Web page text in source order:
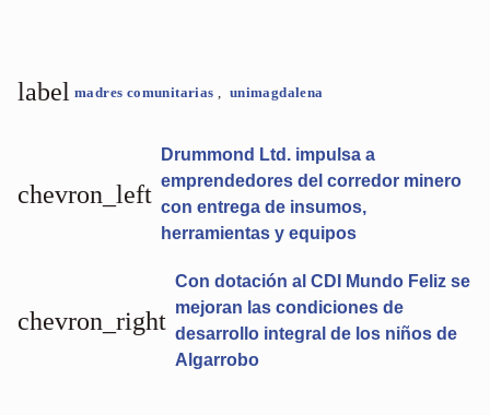
label madres comunitarias unimagdalena
chevron_left
Drummond Ltd. impulsa a
emprendedores del corredor minero
con entrega de insumos,
herramientas y equipos
Con dotación al CDI Mundo Feliz se
mejoran las condiciones de
desarrollo integral de los niños de
Algarrobo
chevron_right